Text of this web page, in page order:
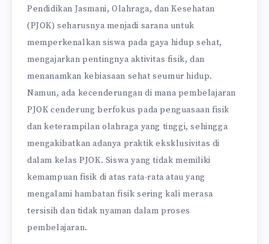
Pendidikan Jasmani, Olahraga, dan Kesehatan
(PJOK) seharusnya menjadi sarana untuk
memperkenalkan siswa pada gaya hidup sehat,
mengajarkan pentingnya aktivitas fisik, dan
menanamkan kebiasaan sehat seumur hidup.
Namun, ada kecenderungan di mana pembelajaran
PJOK cenderung berfokus pada penguasaan fisik
dan keterampilan olahraga yang tinggi, sehingga
mengakibatkan adanya praktik eksklusivitas di
dalam kelas PJOK. Siswa yang tidak memiliki
kemampuan fisik di atas rata-rata atau yang
mengalami hambatan fisik sering kali merasa
tersisih dan tidak nyaman dalam proses
pembelajaran.